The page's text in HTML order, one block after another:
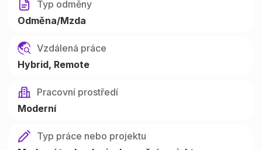
Typ odměny
Odměna/Mzda
Vzdálená práce
Hybrid Remote
Pracovní prostředí
Moderní
Typ práce nebo projektu